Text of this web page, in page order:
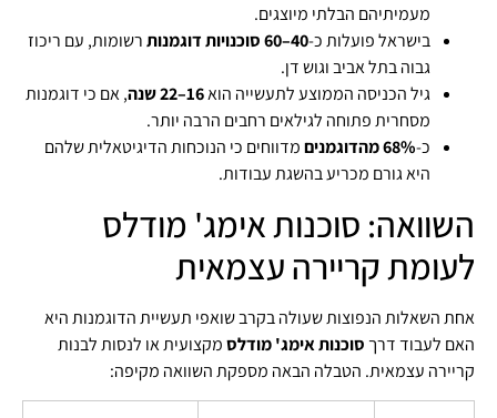
מעמיתיהם הבלתי מיוצגים.
בישראל פועלות כ-40–60 סוכנויות דוגמנות
רשומות, עם ריכוז
גבוה בתל אביב וגוש דן.
גיל הכניסה הממוצע לתעשייה הוא16–22 שנה
, אם כי דוגמנות
מסחרית פתוחה לגילאים רחבים הרבה יותר.
כ-68% מהדוגמנים
מדווחים כי הנוכחות הדיגיטאלית שלהם
היא גורם מכריע בהשגת עבודות.
השוואה: סוכנות אימג' מודלס
לעומת קריירה עצמאית
אחת השאלות הנפוצות שעולה בקרב שואפי תעשיית הדוגמנות היא
האם לעבוד דרךסוכנות אימג' מודלסמקצועית או לנסות לבנות
קריירה עצמאית. הטבלה הבאה מספקת השוואה מקיפה: